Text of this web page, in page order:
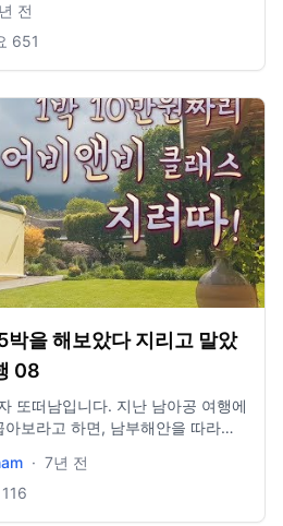
를 만듭니다. 여행 중 편집이 어려
리는 경우가 많으니 양해 부탁드
전
651
박을 해보았다 지리고 말았
08
다. 지난 남아공 여행에
보라고 하면, 남부해안을 따라
있던 저렴하고 핵고퀄의 에어비
· 7년 전
116